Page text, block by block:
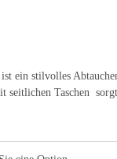
ein stilvolles
seitlichen Taschen